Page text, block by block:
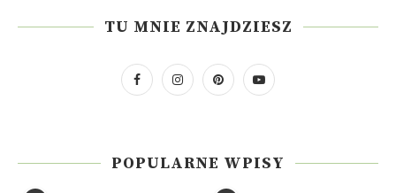
TU MNIE ZNAJDZIESZ
POPULARNE WPISY